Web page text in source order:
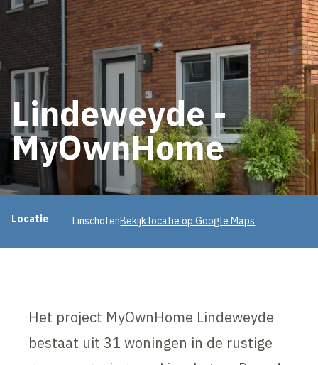
Lindeweyde -
MyOwnHome
Projectinformatie
Locatie LinschotenBekijk locatie op Google Maps
Het project MyOwnHome Lindeweyde
bestaat uit 31 woningen in de rustige